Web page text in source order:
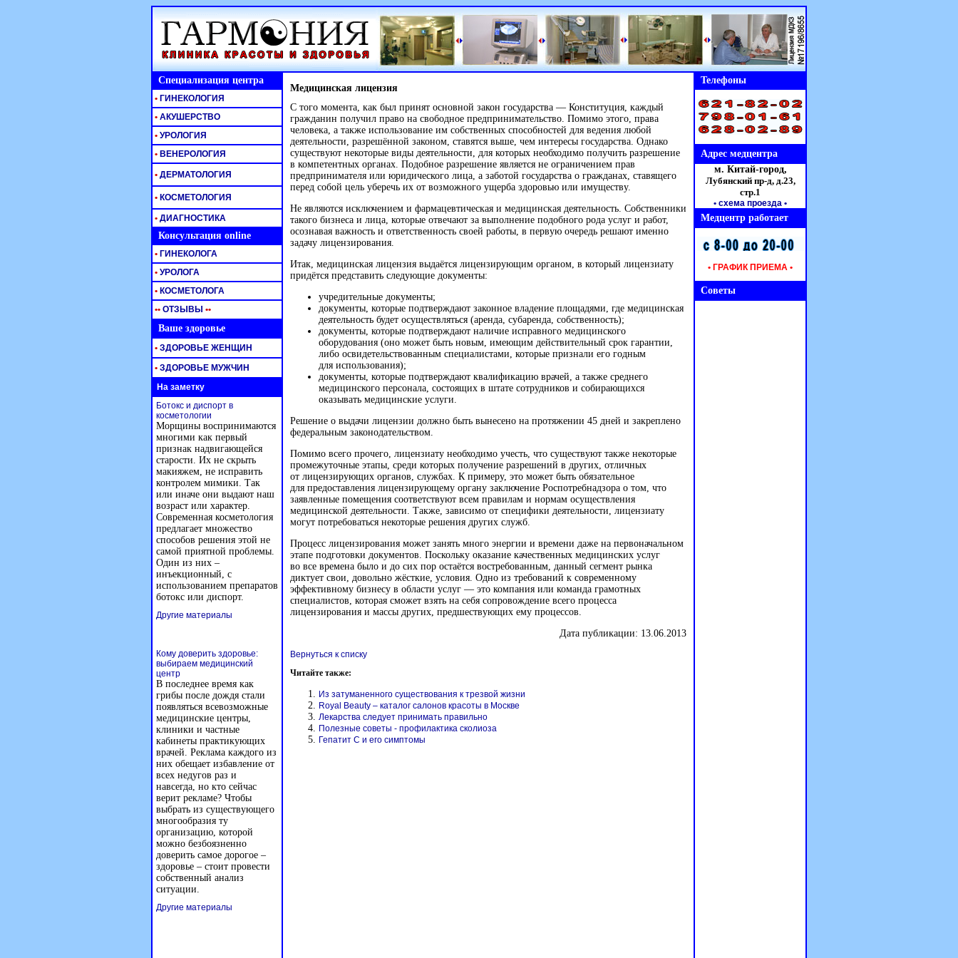
Специализация центра Медицинская лицензия
С того момента, как был принят основной закон государства — Конституция, каждый
гражданин получил право на свободное предпринимательство. Помимо этого, права
человека, а также использование им собственных способностей для ведения любой
деятельности, разрешённой законом, ставятся выше, чем интересы государства. Однако
существуют некоторые виды деятельности, для которых необходимо получить разрешение
в компетентных органах. Подобное разрешение является не ограничением прав
предпринимателя или юридического лица, а заботой государства о гражданах, ставящего
перед собой цель уберечь их от возможного ущерба здоровью или имуществу.
Не являются исключением и фармацевтическая и медицинская деятельность. Собственники
такого бизнеса и лица, которые отвечают за выполнение подобного рода услуг и работ,
осознавая важность и ответственность своей работы, в первую очередь решают именно
задачу лицензирования.
Итак, медицинская лицензия выдаётся лицензирующим органом, в который лицензиату
придётся представить следующие документы:
учредительные документы;
документы, которые подтверждают законное владение площадями, где медицинская
деятельность будет осуществляться (аренда, субаренда, собственность);
документы, которые подтверждают наличие исправного медицинского
оборудования (оно может быть новым, имеющим действительный срок гарантии,
либо освидетельствованным специалистами, которые признали его годным
для использования);
документы, которые подтверждают квалификацию врачей, а также среднего
медицинского персонала, состоящих в штате сотрудников и собирающихся
оказывать медицинские услуги.
Решение о выдачи лицензии должно быть вынесено на протяжении 45 дней и закреплено
федеральным законодательством.
Помимо всего прочего, лицензиату необходимо учесть, что существуют также некоторые
промежуточные этапы, среди которых получение разрешений в других, отличных
от лицензирующих органов, службах. К примеру, это может быть обязательное
для предоставления лицензирующему органу заключение Роспотребнадзора о том, что
заявленные помещения соответствуют всем правилам и нормам осуществления
медицинской деятельности. Также, зависимо от специфики деятельности, лицензиату
могут потребоваться некоторые решения других служб.
Процесс лицензирования может занять много энергии и времени даже на первоначальном
этапе подготовки документов. Поскольку оказание качественных медицинских услуг
во все времена было и до сих пор остаётся востребованным, данный сегмент рынка
диктует свои, довольно жёсткие, условия. Одно из требований к современному
эффективному бизнесу в области услуг — это компания или команда грамотных
специалистов, которая сможет взять на себя сопровождение всего процесса
лицензирования и массы других, предшествующих ему процессов.
Дата публикации: 13.06.2013
Вернуться к списку
Читайте также:
Из затуманенного существования к трезвой жизни
Royal Beauty – каталог салонов красоты в Москве
Лекарства следует принимать правильно
Полезные советы - профилактика сколиоза
Гепатит С и его симптомы
Телефоны
• ГИНЕКОЛОГИЯ
• АКУШЕРСТВО
• УРОЛОГИЯ
• ВЕНЕРОЛОГИЯ Адрес медцентра
• ДЕРМАТОЛОГИЯ
м. Китай-город,
Лубянский пр-д, д.23,
стр.1
• схема проезда •
• КОСМЕТОЛОГИЯ
• ДИАГНОСТИКА
Медцентр работает
Консультация online
• ГРАФИК ПРИЕМА •
• ГИНЕКОЛОГА
• УРОЛОГА
• КОСМЕТОЛОГА Советы
•• ОТЗЫВЫ ••
Ваше здоровье
• ЗДОРОВЬЕ ЖЕНЩИН
• ЗДОРОВЬЕ МУЖЧИН
На заметку
Ботокс и диспорт в
косметологии
Морщины воспринимаются
многими как первый
признак надвигающейся
старости. Их не скрыть
макияжем, не исправить
контролем мимики. Так
или иначе они выдают наш
возраст или характер.
Современная косметология
предлагает множество
способов решения этой не
самой приятной проблемы.
Один из них –
инъекционный, с
использованием препаратов
ботокс или диспорт.
Другие материалы
Кому доверить здоровье:
выбираем медицинский
центр
В последнее время как
грибы после дождя стали
появляться всевозможные
медицинские центры,
клиники и частные
кабинеты практикующих
врачей. Реклама каждого из
них обещает избавление от
всех недугов раз и
навсегда, но кто сейчас
верит рекламе? Чтобы
выбрать из существующего
многообразия ту
организацию, которой
можно безбоязненно
доверить самое дорогое –
здоровье – стоит провести
собственный анализ
ситуации.
Другие материалы